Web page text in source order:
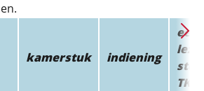
kamerstuk indiening
TK*